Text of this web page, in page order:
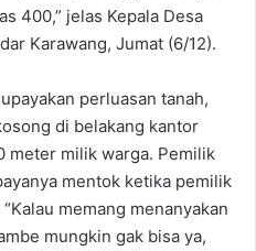
400,” jelas Kepala Desa
Karawang, Jumat (6/12).
perluasan tanah,
di belakang kantor
meter milik warga. Pemilik
mentok ketika pemilik
memang menanyakan
mungkin gak bisa ya,